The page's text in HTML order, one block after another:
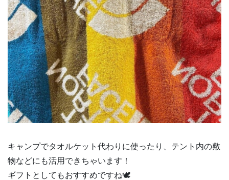
キャンプでタオルケット代わりに使ったり、テント内の敷
物などにも活用できちゃいます！
ギフトとしてもおすすめですね🕊